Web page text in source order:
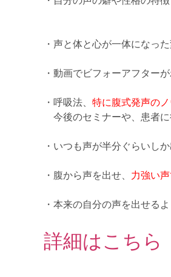
・声と体と心が一体になっ
・動画でビフォーアフター
・呼吸法、 特に腹式発声の
今後のセミナーや、患者に
・いつも声が半分ぐらいし
・腹から声を出せ、 力強い
・本来の自分の声を出せる
詳細はこちら